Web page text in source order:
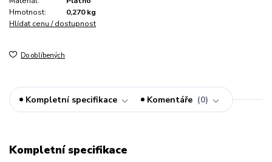
Hmotnost:
0,270 kg
Hlídat cenu / dostupnost
Do oblíbených
Kompletní specifikace Komentáře 0
Kompletní specifikace